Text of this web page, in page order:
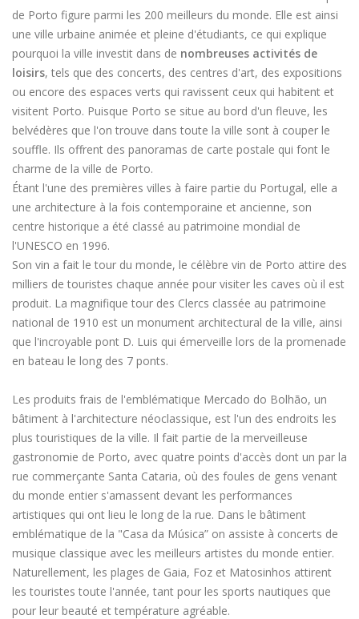
de Porto figure parmi les 200 meilleurs du monde. Elle est ainsi
une ville urbaine animée et pleine d'étudiants, ce qui explique
pourquoi la ville investit dans de nombreuses activités de
loisirs, tels que des concerts, des centres d'art, des expositions
ou encore des espaces verts qui ravissent ceux qui habitent et
visitent Porto. Puisque Porto se situe au bord d'un fleuve, les
belvédères que l'on trouve dans toute la ville sont à couper le
souffle. Ils offrent des panoramas de carte postale qui font le
charme de la ville de Porto.
Étant l'une des premières villes à faire partie du Portugal, elle a
une architecture à la fois contemporaine et ancienne, son
centre historique a été classé au patrimoine mondial de
l'UNESCO en 1996.
Son vin a fait le tour du monde, le célèbre vin de Porto attire des
milliers de touristes chaque année pour visiter les caves où il est
produit. La magnifique tour des Clercs classée au patrimoine
national de 1910 est un monument architectural de la ville, ainsi
que l'incroyable pont D. Luis qui émerveille lors de la promenade
en bateau le long des 7 ponts.
Les produits frais de l'emblématique Mercado do Bolhão, un
bâtiment à l'architecture néoclassique, est l'un des endroits les
plus touristiques de la ville. Il fait partie de la merveilleuse
gastronomie de Porto, avec quatre points d'accès dont un par la
rue commerçante Santa Cataria, où des foules de gens venant
du monde entier s'amassent devant les performances
artistiques qui ont lieu le long de la rue. Dans le bâtiment
emblématique de la "Casa da Música” on assiste à concerts de
musique classique avec les meilleurs artistes du monde entier.
Naturellement, les plages de Gaia, Foz et Matosinhos attirent
les touristes toute l'année, tant pour les sports nautiques que
pour leur beauté et température agréable.